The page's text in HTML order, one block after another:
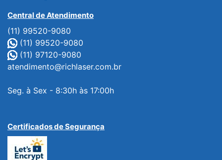
Central de Atendimento
(11) 99520-9080
(11) 99520-9080
(11) 97120-9080
atendimento@richlaser.com.br
Seg. à Sex - 8:30h às 17:00h
Certificados de Segurança